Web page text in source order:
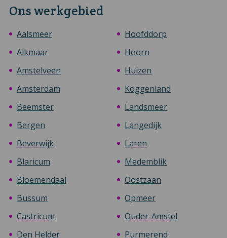
Ons werkgebied
Aalsmeer
Alkmaar
Amstelveen
Amsterdam
Beemster
Bergen
Beverwijk
Blaricum
Bloemendaal
Bussum
Castricum
Den Helder
Hoofddorp
Hoorn
Huizen
Koggenland
Landsmeer
Langedijk
Laren
Medemblik
Oostzaan
Opmeer
Ouder-Amstel
Purmerend